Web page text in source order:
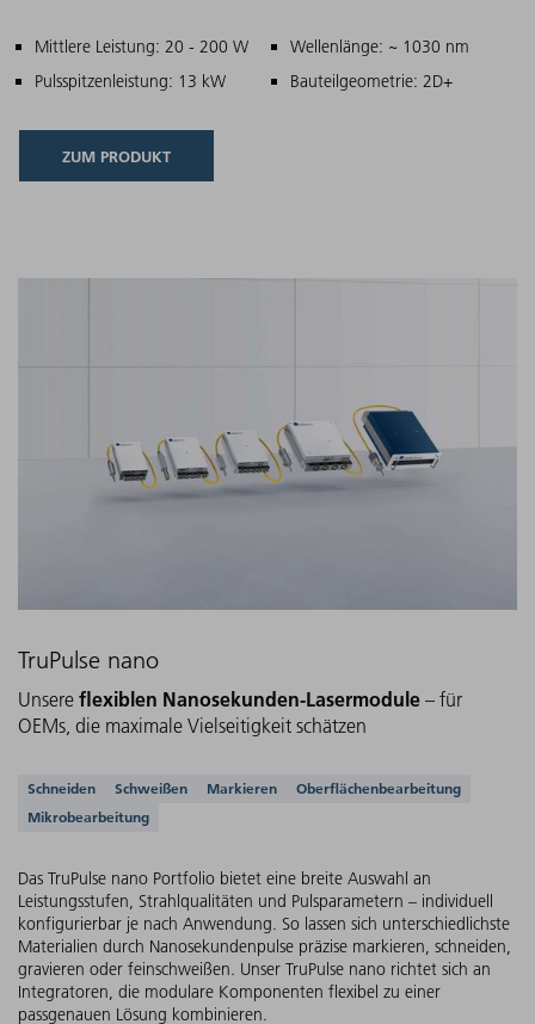
Hauptmerkmale
Mittlere Leistung: 20 - 200 W
Wellenlänge: ~ 1030 nm
Pulsspitzenleistung: 13 kW
Bauteilgeometrie: 2D+
ZUM PRODUKT
TruPulse nano
Unsere flexiblen Nanosekunden-Lasermodule – für
OEMs, die maximale Vielseitigkeit schätzen
Unterstützte Anwendungen
Schneiden Schweißen Markieren
Oberflächenbearbeitung
Mikrobearbeitung
Das TruPulse nano Portfolio bietet eine breite Auswahl an
Leistungsstufen, Strahlqualitäten und Pulsparametern – individuell
konfigurierbar je nach Anwendung. So lassen sich unterschiedlichste
Materialien durch Nanosekundenpulse präzise markieren, schneiden,
gravieren oder feinschweißen. Unser TruPulse nano richtet sich an
Integratoren, die modulare Komponenten flexibel zu einer
passgenauen Lösung kombinieren.